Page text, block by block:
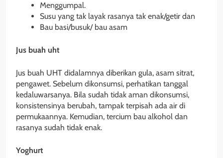
Menggumpal.
Susu yang tak layak rasanya tak enak/getir dan
Bau basi/busuk/ bau asam
Jus buah uht
Jus buah UHT didalamnya diberikan gula, asam sitrat,
pengawet. Sebelum dikonsumsi, perhatikan tanggal
kedaluwarsanya. Bila sudah tidak aman dikonsumsi,
konsistensinya berubah, tampak terpisah ada air di
permukaannya. Kemudian, tercium bau alkohol dan
rasanya sudah tidak enak.
Yoghurt